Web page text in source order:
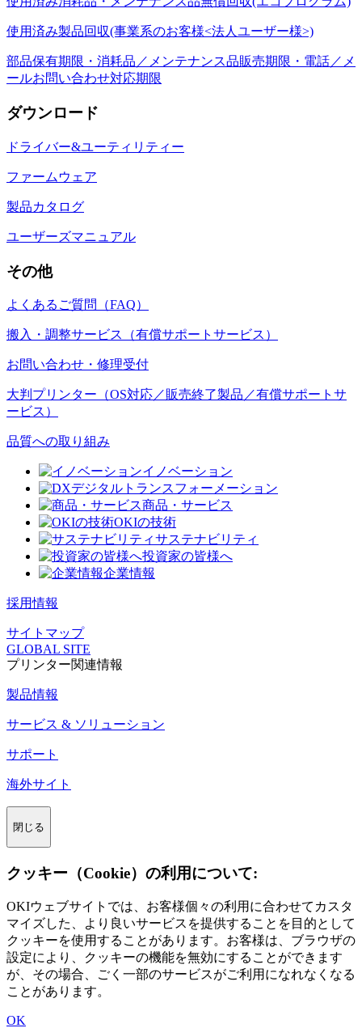
使用済み製品回収(事業系のお客様<法人ユーザー様>)
部品保有期限・消耗品／メンテナンス品販売期限・電話／メ
ールお問い合わせ対応期限
ダウンロード
ドライバー&ユーティリティー
ファームウェア
製品カタログ
ユーザーズマニュアル
その他
よくあるご質問（FAQ）
搬入・調整サービス（有償サポートサービス）
お問い合わせ・修理受付
大判プリンター（OS対応／販売終了製品／有償サポートサ
ービス）
品質への取り組み
イノベーション
デジタルトランスフォーメーション
商品・サービス
OKIの技術
サステナビリティ
投資家の皆様へ
企業情報
採用情報
サイトマップ
GLOBAL SITE
プリンター関連情報
製品情報
サービス & ソリューション
サポート
海外サイト
閉じる
クッキー（Cookie）の利用について:
OKIウェブサイトでは、お客様個々の利用に合わせてカスタ
マイズした、より良いサービスを提供することを目的として
クッキーを使用することがあります。お客様は、ブラウザの
設定により、クッキーの機能を無効にすることができます
が、その場合、ごく一部のサービスがご利用になれなくなる
ことがあります。
OK